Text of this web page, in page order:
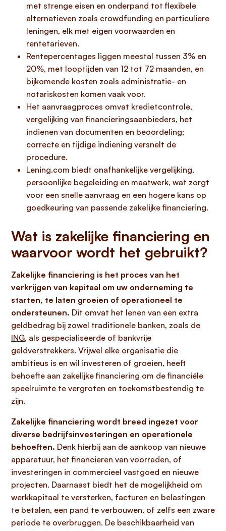
met strenge eisen en onderpand tot flexibele
alternatieven zoals crowdfunding en particuliere
leningen, elk met eigen voorwaarden en
rentetarieven.
Rentepercentages liggen meestal tussen 3% en
20%, met looptijden van 12 tot 72 maanden, en
bijkomende kosten zoals administratie- en
notariskosten komen vaak voor.
Het aanvraagproces omvat kredietcontrole,
vergelijking van financieringsaanbieders, het
indienen van documenten en beoordeling;
correcte en tijdige indiening versnelt de
procedure.
Lening.com biedt onafhankelijke vergelijking,
persoonlijke begeleiding en maatwerk, wat zorgt
voor een snelle aanvraag en een hogere kans op
goedkeuring van passende zakelijke financiering.
Wat is zakelijke financiering en
waarvoor wordt het gebruikt?
Zakelijke financiering is het proces van het
verkrijgen van kapitaal om uw onderneming te
starten, te laten groeien of operationeel te
ondersteunen. Dit omvat het lenen van een extra
geldbedrag bij zowel traditionele banken, zoals de
ING, als gespecialiseerde of bankvrije
geldverstrekkers. Vrijwel elke organisatie die
ambitieus is en wil investeren of groeien, heeft
behoefte aan zakelijke financiering om de financiële
speelruimte te vergroten en toekomstbestendig te
zijn.
Zakelijke financiering wordt breed ingezet voor
diverse bedrijfsinvesteringen en operationele
behoeften. Denk hierbij aan de aankoop van nieuwe
apparatuur, het financieren van voorraden, of
investeringen in commercieel vastgoed en nieuwe
projecten. Daarnaast biedt het de mogelijkheid om
werkkapitaal te versterken, facturen en belastingen
te betalen, een pand te verbouwen, of zelfs een zware
periode te overbruggen. De beschikbaarheid van